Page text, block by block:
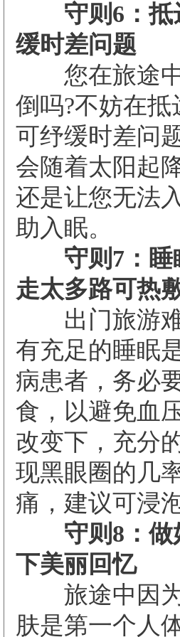
守则6：抵
缓时差问题
您在旅途中
倒吗?不妨在
可纾缓时差问
会随着太阳起
还是让您无法
助入眠。
守则7：睡
走太多路可热
出门旅游难
有充足的睡眠
病患者，务必
食，以避免血
改变下，充分
现黑眼圈的几
痛，建议可浸
守则8：做
下美丽回忆
旅途中因为
肤是第一个人